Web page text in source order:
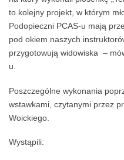
to kolejny projekt, w którym
Podopieczni PCAS-u mają
pod okiem naszych
przygotowują widowiska –
u.
Poszczególne wykonania
wstawkami, czytanymi przez
Woickiego.
Wystąpili: